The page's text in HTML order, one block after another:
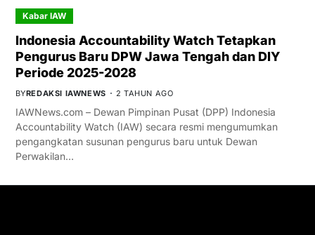
Kabar IAW
Indonesia Accountability Watch Tetapkan
Pengurus Baru DPW Jawa Tengah dan DIY
Periode 2025-2028
BYREDAKSI IAWNEWS 2 TAHUN AGO
IAWNews.com – Dewan Pimpinan Pusat (DPP) Indonesia
Accountability Watch (IAW) secara resmi mengumumkan
pengangkatan susunan pengurus baru untuk Dewan
Perwakilan…